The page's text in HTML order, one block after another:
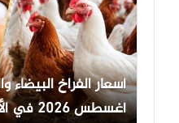
أغسطس 2026 في الأسواق والمزارع